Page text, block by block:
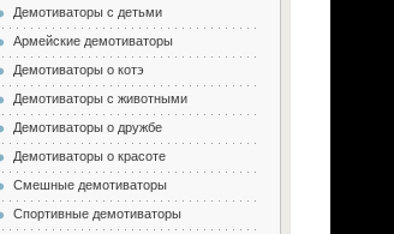
Демотиваторы с детьми
Армейские демотиваторы
Демотиваторы о котэ
Демотиваторы с животными
Демотиваторы о дружбе
Демотиваторы о красоте
Смешные демотиваторы
Спортивные демотиваторы